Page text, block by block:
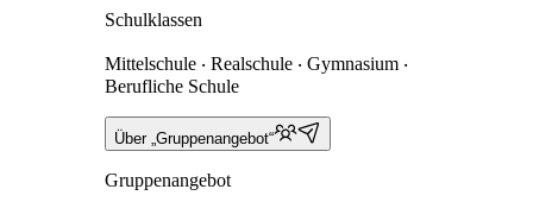
Schulklassen
Mittelschule ‧ Realschule ‧ Gymnasium ‧
Berufliche Schule
Über „Gruppenangebot“
Gruppenangebot